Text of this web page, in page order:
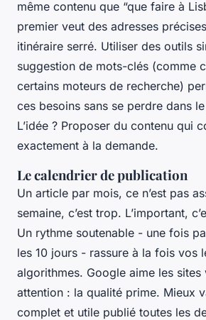
même contenu que “que faire à
premier veut des adresses
itinéraire serré. Utiliser des outils
suggestion de mots-clés (comme
certains moteurs de recherche)
ces besoins sans se perdre dans
L’idée ? Proposer du contenu qui
exactement à la demande.
Le calendrier de publication
Un article par mois, ce n’est pas
semaine, c’est trop. L’important,
Un rythme soutenable - une fois
les 10 jours - rassure à la fois vos
algorithmes. Google aime les sites
attention : la qualité prime. Mieux
complet et utile publié toutes les